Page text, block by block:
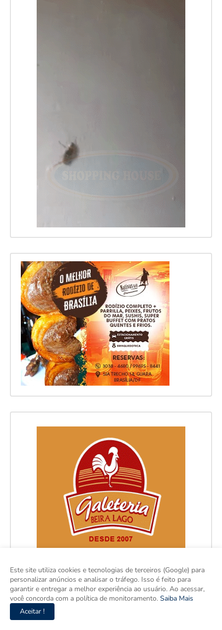
Este site utiliza cookies e tecnologias de terceiros (Google) para
personalizar anúncios e analisar o tráfego. Isso é feito para
garantir e entregar a melhor experiência ao usuário. Ao acessar,
você concorda com a política de monitoramento. Saiba Mais
Aceitar !